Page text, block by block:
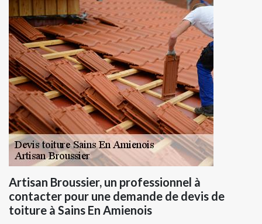
Artisan Broussier, un professionnel à
contacter pour une demande de devis de
toiture à Sains En Amienois